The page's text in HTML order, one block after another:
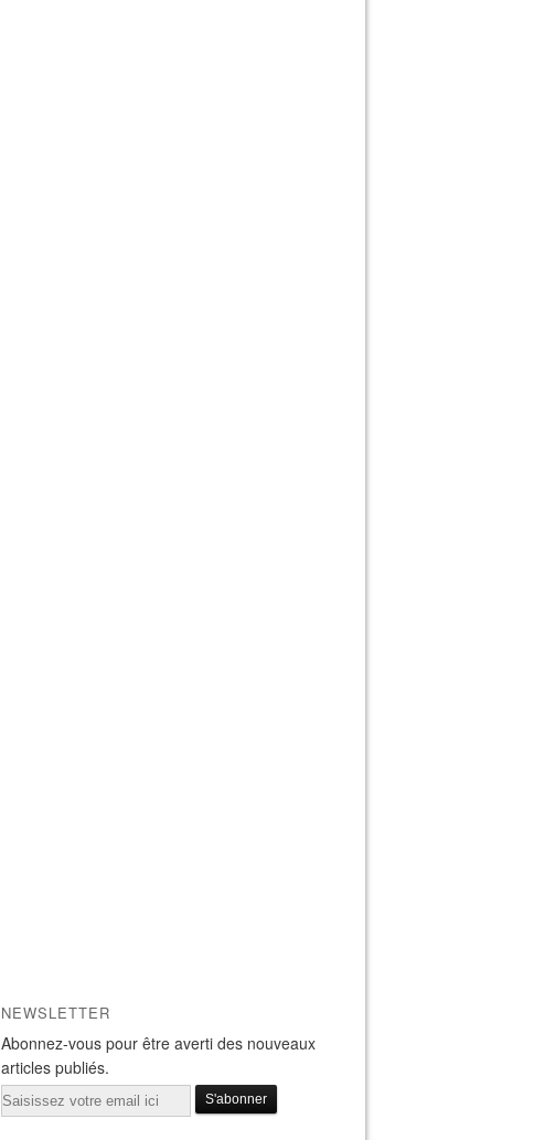
NEWSLETTER
Abonnez-vous pour être averti des nouveaux
articles publiés.
Email